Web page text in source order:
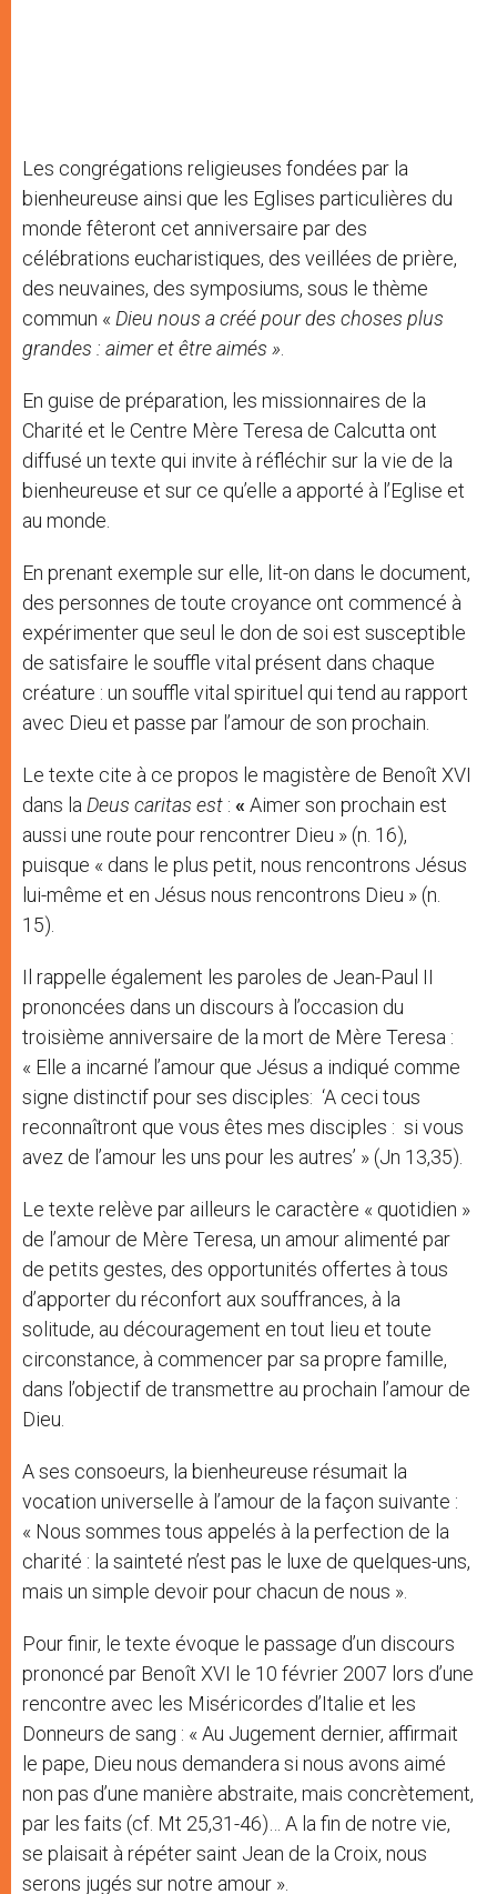
Les congrégations religieuses fondées par la
bienheureuse ainsi que les Eglises particulières du
monde fêteront cet anniversaire par des
célébrations eucharistiques, des veillées de prière,
des neuvaines, des symposiums, sous le thème
commun « Dieu nous a créé pour des choses plus
grandes : aimer et être aimés »
En guise de préparation, les missionnaires de la
Charité et le Centre Mère Teresa de Calcutta ont
diffusé un texte qui invite à réfléchir sur la vie de la
bienheureuse et sur ce qu’elle a apporté à l’Eglise et
au monde.
En prenant exemple sur elle, lit-on dans le document,
des personnes de toute croyance ont commencé à
expérimenter que seul le don de soi est susceptible
de satisfaire le souffle vital présent dans chaque
créature : un souffle vital spirituel qui tend au rapport
avec Dieu et passe par l’amour de son prochain.
Le texte cite à ce propos le magistère de Benoît XVI
dans la Deus caritas est : « Aimer son prochain est
aussi une route pour rencontrer Dieu » (n. 16),
puisque « dans le plus petit, nous rencontrons Jésus
lui-même et en Jésus nous rencontrons Dieu » (n.
15).
Il rappelle également les paroles de Jean-Paul II
prononcées dans un discours à l’occasion du
troisième anniversaire de la mort de Mère Teresa :
« Elle a incarné l’amour que Jésus a indiqué comme
signe distinctif pour ses disciples: ‘A ceci tous
reconnaîtront que vous êtes mes disciples : si vous
avez de l’amour les uns pour les autres’ » (Jn 13,35).
Le texte relève par ailleurs le caractère « quotidien »
de l’amour de Mère Teresa, un amour alimenté par
de petits gestes, des opportunités offertes à tous
d’apporter du réconfort aux souffrances, à la
solitude, au découragement en tout lieu et toute
circonstance, à commencer par sa propre famille,
dans l’objectif de transmettre au prochain l’amour de
Dieu.
A ses consoeurs, la bienheureuse résumait la
vocation universelle à l’amour de la façon suivante :
« Nous sommes tous appelés à la perfection de la
charité : la sainteté n’est pas le luxe de quelques-uns,
mais un simple devoir pour chacun de nous ».
Pour finir, le texte évoque le passage d’un discours
prononcé par Benoît XVI le 10 février 2007 lors d’une
rencontre avec les Miséricordes d’Italie et les
Donneurs de sang : « Au Jugement dernier, affirmait
le pape, Dieu nous demandera si nous avons aimé
non pas d’une manière abstraite, mais concrètement,
par les faits (cf. Mt 25,31-46)… A la fin de notre vie,
se plaisait à répéter saint Jean de la Croix, nous
serons jugés sur notre amour ».